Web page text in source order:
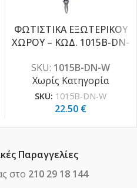
ΦΩΤΙΣΤΙΚΑ ΕΞΩΤΕΡΙΚΟΥ
ΧΩΡΟΥ – ΚΩΔ. 1015B-DN-
SKU: 1015B-DN-W
Χωρίς Κατηγορία
SKU: 1015B-DN-W
22.50 €
Παραγγελίες
στο 210 29 18 144